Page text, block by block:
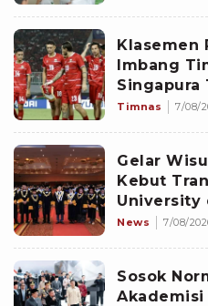
Klasemen
Imbang
Singapura
Semifinal
Timnas 7/08/
Gelar
Kebut
University
1.098
News 7/08/
Sosok